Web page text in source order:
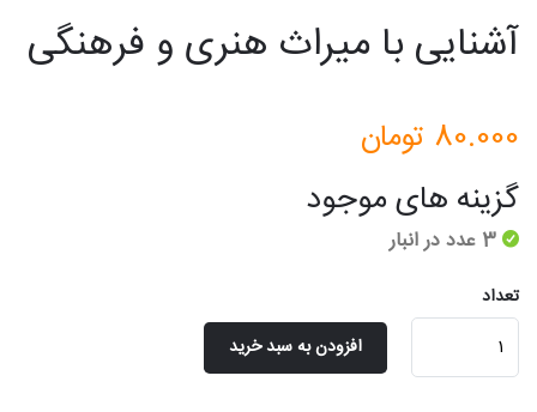
آشنایی با میراث هنری و فرهنگی
80.000 تومان
گزینه های موجود
تعداد
آشنایی
افزودن به سبد خرید